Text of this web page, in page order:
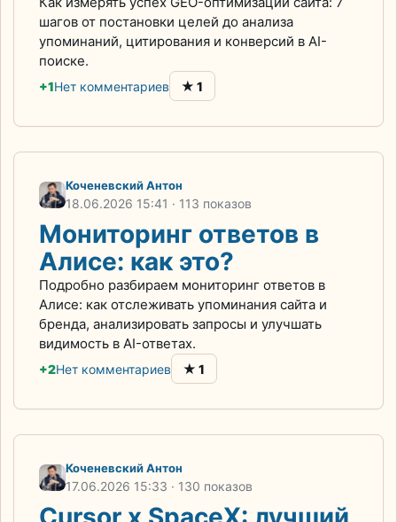
шагов от постановки целей до анализа
упоминаний, цитирования и конверсий в AI-
поиске.
+1Нет комментариев ★ 1
Коченевский Антон
18.06.2026 15:41 · 113 показов
Мониторинг ответов в
Алисе: как это?
Подробно разбираем мониторинг ответов в
Алисе: как отслеживать упоминания сайта и
бренда, анализировать запросы и улучшать
видимость в AI-ответах.
+2Нет комментариев ★ 1
Коченевский Антон
17.06.2026 15:33 · 130 показов